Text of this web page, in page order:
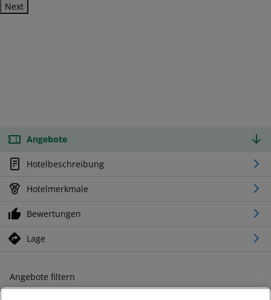
Next
Angebote
Hotelbeschreibung
Hotelmerkmale
Bewertungen
Lage
Angebote filtern
Ändern Sie Ihre Kriterien nach Ihren Wünschen